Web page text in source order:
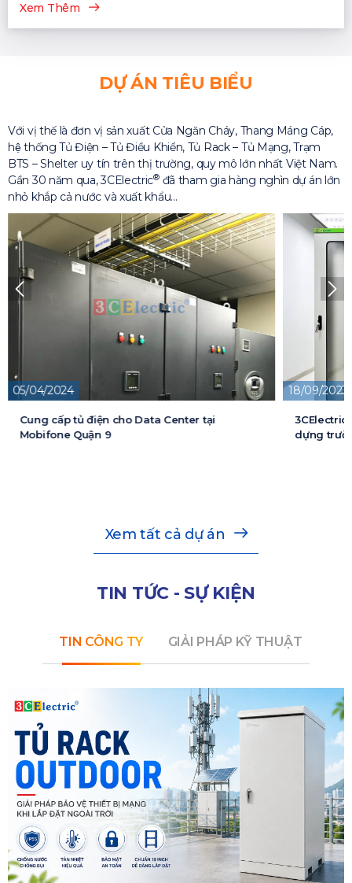
Xem Thêm
DỰ ÁN TIÊU BIỂU
Với vị thế là đơn vị sản xuất Cửa Ngăn Cháy, Thang Máng Cáp,
hệ thống Tủ Điện – Tủ Điều Khiển, Tủ Rack – Tủ Mạng, Trạm
BTS – Shelter uy tín trên thị trường, quy mô lớn nhất Việt Nam.
Gần 30 năm qua, 3CElectric®đã tham gia hàng nghìn dự án lớn
nhỏ khắp cả nước và xuất khẩu…
05/04/2024
Cung cấp tủ điện cho Data Center tại
Mobifone Quận 9
18/09/2023
3CElectric
dựng
Xem tất cả dự án
TIN TỨC - SỰ KIỆN
TIN CÔNG TY GIẢI PHÁP KỸ THUẬT